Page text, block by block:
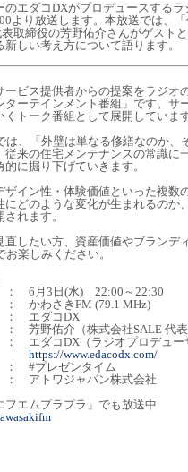
のエダコDXがプロデュースする
より放送します。本放送では、
取締役の芳野佑介さんがゲスト
しい考え方について語ります。
ービス提供者からの提案をラジ
ターテインメント番組」です。サ
トーク番組として展開しています
は、「外壁は単なる修繕なのか
従来の住宅メンテナンスの常識
に掘り下げていきます。
ザイン性・体験価値といった複数
にどのような変化が生まれるの
れます。
直したい方、資産価値やブラン
楽しみください。
3日(水) 22:00～22:30
さきFM (79.1 MHz)
ダコDX
介（株式会社SALE 代表取
エダコDX（ラジオプロデュ
https://www.edacodx.com/
#プレゼンタイム
ジャパン株式会社
エムプラプラ」でも放送中